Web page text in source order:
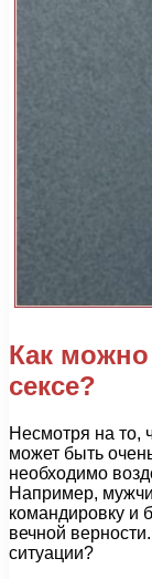
Как
сексе?
Несмотря на то,
может быть
необходимо
Например,
командировку и
вечной
ситуации?